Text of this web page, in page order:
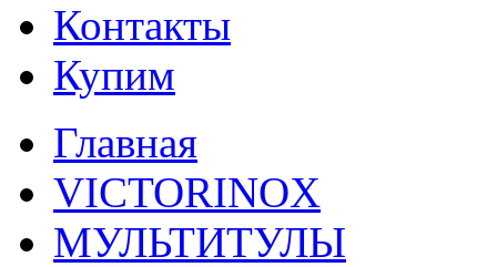
Контакты
Купим
Главная
VICTORINOX
МУЛЬТИТУЛЫ